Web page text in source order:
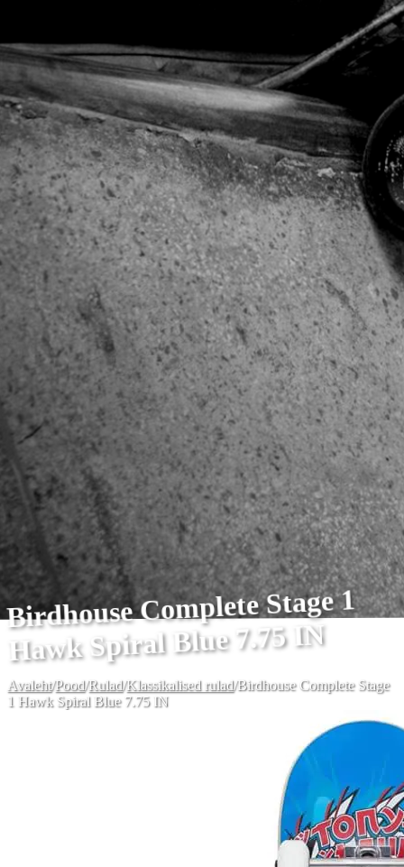
Birdhouse Complete Stage 1
Hawk Spiral Blue 7.75 IN
Avaleht/Pood/Rulad/Klassikalised rulad/Birdhouse Complete Stage
1 Hawk Spiral Blue 7.75 IN